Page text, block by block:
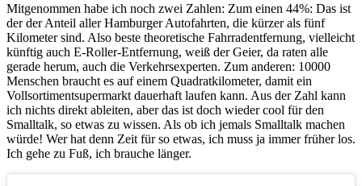
Mitgenommen habe ich noch zwei Zahlen: Zum einen 44%: Das ist
der der Anteil aller Hamburger Autofahrten, die kürzer als fünf
Kilometer sind. Also beste theoretische Fahrradentfernung, vielleicht
künftig auch E-Roller-Entfernung, weiß der Geier, da raten alle
gerade herum, auch die Verkehrsexperten. Zum anderen: 10000
Menschen braucht es auf einem Quadratkilometer, damit ein
Vollsortimentsupermarkt dauerhaft laufen kann. Aus der Zahl kann
ich nichts direkt ableiten, aber das ist doch wieder cool für den
Smalltalk, so etwas zu wissen. Als ob ich jemals Smalltalk machen
würde! Wer hat denn Zeit für so etwas, ich muss ja immer früher los.
Ich gehe zu Fuß, ich brauche länger.